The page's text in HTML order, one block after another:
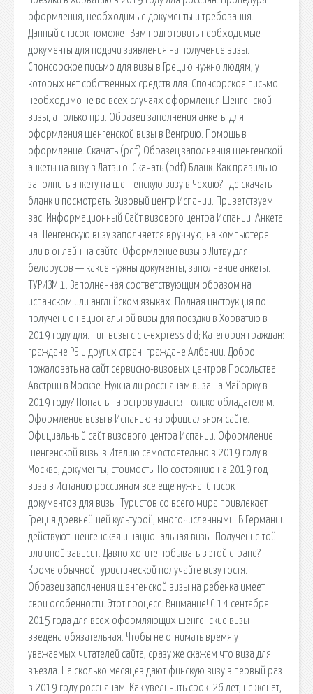
оформления, необходимые документы и требования.
Данный список поможет Вам подготовить необходимые
документы для подачи заявления на получение визы.
Спонсорское письмо для визы в Грецию нужно людям, у
которых нет собственных средств для. Спонсорское письмо
необходимо не во всех случаях оформления Шенгенской
визы, а только при. Образец заполнения анкеты для
оформления шенгенской визы в Венгрию. Помощь в
оформление. Скачать (pdf) Образец заполнения шенгенской
анкеты на визу в Латвию. Скачать (pdf) Бланк. Как правильно
заполнить анкету на шенгенскую визу в Чехию? Где скачать
бланк и посмотреть. Визовый центр Испании. Приветствуем
вас! Информационный Сайт визового центра Испании. Анкета
на Шенгенскую визу заполняется вручную, на компьютере
или в онлайн на сайте. Оформление визы в Литву для
белорусов — какие нужны документы, заполнение анкеты.
ТУРИЗМ 1. Заполненная соответствующим образом на
испанском или английском языках. Полная инструкция по
получению национальной визы для поездки в Хорватию в
2019 году для. Тип визы c c c-express d d; Категория граждан:
граждане РБ и других стран: граждане Албании. Добро
пожаловать на сайт сервисно-визовых центров Посольства
Австрии в Москве. Нужна ли россиянам виза на Майорку в
2019 году? Попасть на остров удастся только обладателям.
Оформление визы в Испанию на официальном сайте.
Официальный сайт визового центра Испании. Оформление
шенгенской визы в Италию самостоятельно в 2019 году в
Москве, документы, стоимость. По состоянию на 2019 год
виза в Испанию россиянам все еще нужна. Список
документов для визы. Туристов со всего мира привлекает
Греция древнейшей культурой, многочисленными. В Германии
действуют шенгенская и национальная визы. Получение той
или иной зависит. Давно хотите побывать в этой стране?
Кроме обычной туристической получайте визу гостя.
Образец заполнения шенгенской визы на ребенка имеет
свои особенности. Этот процесс. Внимание! С 14 сентября
2015 года для всех оформляющих шенгенские визы
введена обязательная. Чтобы не отнимать время у
уважаемых читателей сайта, сразу же скажем что виза для
въезда. На сколько месяцев дают финскую визу в первый раз
в 2019 году россиянам. Как увеличить срок. 26 лет, не женат,